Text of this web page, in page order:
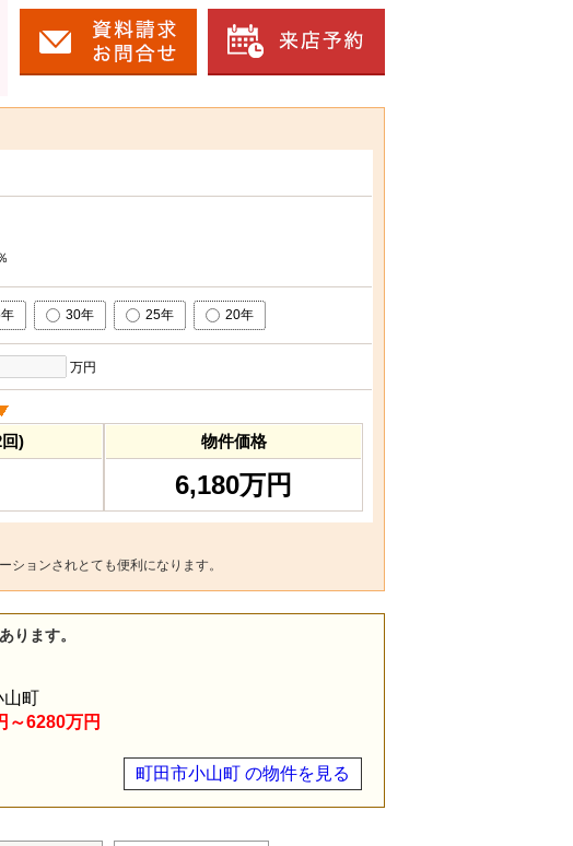
30年 25年 20年
万円
) 物件価格
6,180万円
ションされとても便利になります。
ります。
町田市小山町 の物件を見る
山町
～6280万円